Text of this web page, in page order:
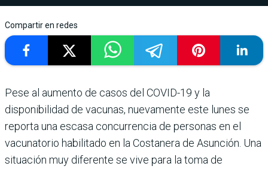
Compartir en redes
Pese al aumento de casos del COVID-19 y la
disponibilidad de vacunas, nuevamente este lunes se
reporta una escasa concurrencia de personas en el
vacunatorio habilitado en la Costanera de Asunción. Una
situación muy diferente se vive para la toma de